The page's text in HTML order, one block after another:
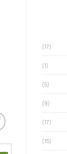
(17)
(1)
(5)
(9)
(17)
(15)